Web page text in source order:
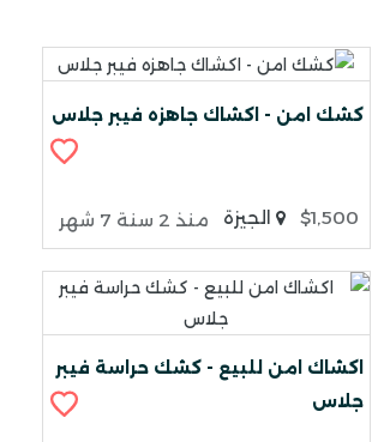
كشك امن - اكشاك جاهزه فيبر جلاس
$1,500 الجيزة منذ 2 سنة 7 شهر
اكشاك امن للبيع - كشك حراسة فيبر
جلاس